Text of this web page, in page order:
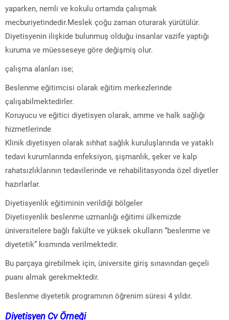
yaparken, nemli ve kokulu ortamda çalışmak
mecburiyetindedir.Meslek çoğu zaman oturarak yürütülür.
Diyetisyenin ilişkide bulunmuş olduğu insanlar vazife yaptığı
kuruma ve müesseseye göre değişmiş olur.
çalışma alanları ise;
Beslenme eğitimcisi olarak eğitim merkezlerinde
çalışabilmektedirler.
Koruyucu ve eğitici diyetisyen olarak, amme ve halk sağlığı
hizmetlerinde
Klinik diyetisyen olarak sıhhat sağlık kuruluşlarında ve yataklı
tedavi kurumlarında enfeksiyon, şişmanlık, şeker ve kalp
rahatsızlıklarının tedavilerinde ve rehabilitasyonda özel diyetler
hazırlarlar.
Diyetisyenlik eğitiminin verildiği bölgeler
Diyetisyenlik beslenme uzmanlığı eğitimi ülkemizde
üniversitelere bağlı fakülte ve yüksek okulların “beslenme ve
diyetetik” kısmında verilmektedir.
Bu parçaya girebilmek için, üniversite giriş sınavından geçeli
puanı almak gerekmektedir.
Beslenme diyetetik programının öğrenim süresi 4 yıldır.
Diyetisyen Cv Örneği